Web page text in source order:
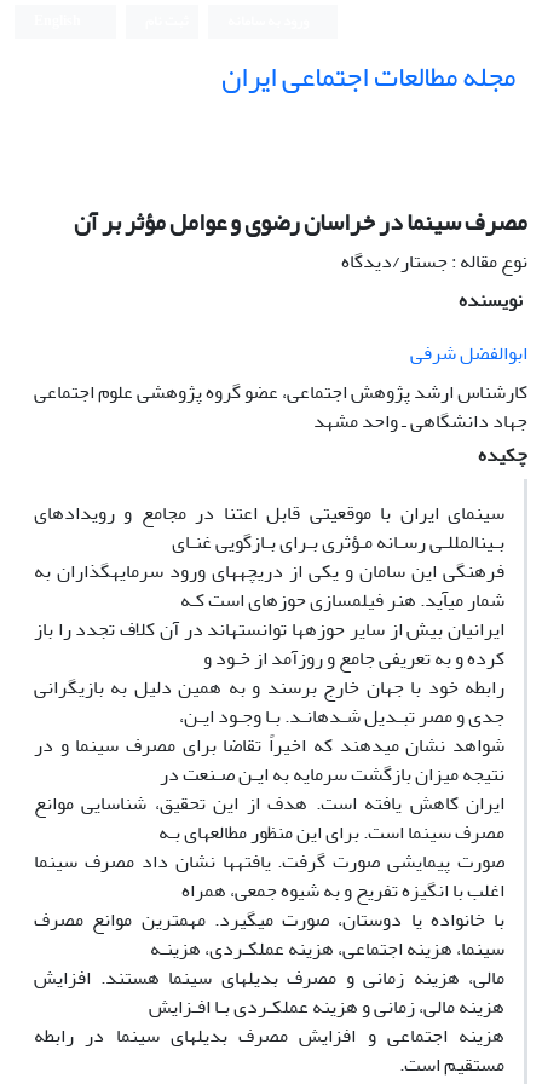
مجله مطالعات اجتماعی ایران
مصرف سینما در خراسان رضوی و عوامل مؤثر بر آن
نوع مقاله : جستار/دیدگاه
نویسنده
ابوالفضل شرفی
کارشناس ارشد پژوهش اجتماعی، عضو گروه پژوهشی علوم اجتماعی
جهاد دانشگاهی ـ واحد مشهد
چکیده
سینمای ایران با موقعیتی قابل اعتنا در مجامع و رویدادهای
بـینالمللـی رسـانه مـؤثری بـرای بـازگویی غنـای
فرهنگی این سامان و یکی از دریچههای ورود سرمایهگذاران به
شمار میآید. هنر فیلمسازی حوزهای است کـه
ایرانیان بیش از سایر حوزهها توانستهاند در آن کلاف تجدد را باز
کرده و به تعریفی جامع و روزآمد از خـود و
رابطه خود با جهان خارج برسند و به همین دلیل به بازیگرانی
جدی و مصر تبـدیل شـدهانـد. بـا وجـود ایـن،
شواهد نشان میدهند که اخیراً تقاضا برای مصرف سینما و در
نتیجه میزان بازگشت سرمایه به ایـن صـنعت در
ایران کاهش یافته است. هدف از این تحقیق، شناسایی موانع
مصرف سینما است. برای این منظور مطالعهای بـه
صورت پیمایشی صورت گرفت. یافتهها نشان داد مصرف سینما
اغلب با انگیزه تفریح و به شیوه جمعی، همراه
با خانواده یا دوستان، صورت میگیرد. مهمترین موانع مصرف
سینما، هزینه اجتماعی، هزینه عملکـردی، هزینـه
مالی، هزینه زمانی و مصرف بدیلهای سینما هستند. افزایش
هزینه مالی، زمانی و هزینه عملکـردی بـا افـزایش
هزینه اجتماعی و افزایش مصرف بدیلهای سینما در رابطه
مستقیم است.